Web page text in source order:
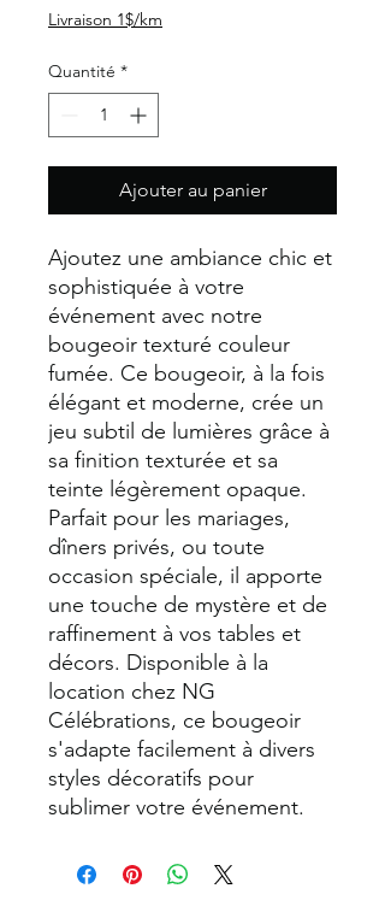
Livraison 1$/km
Quantité *
Ajouter au panier
Ajoutez une ambiance chic et
sophistiquée à votre
événement avec notre
bougeoir texturé couleur
fumée. Ce bougeoir, à la fois
élégant et moderne, crée un
jeu subtil de lumières grâce à
sa finition texturée et sa
teinte légèrement opaque.
Parfait pour les mariages,
dîners privés, ou toute
occasion spéciale, il apporte
une touche de mystère et de
raffinement à vos tables et
décors. Disponible à la
location chez NG
Célébrations, ce bougeoir
s'adapte facilement à divers
styles décoratifs pour
sublimer votre événement.